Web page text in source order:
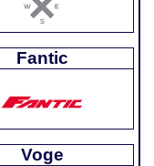
Fantic
Voge